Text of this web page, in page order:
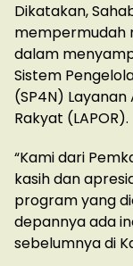
Dikatakan,
mempermudah
dalam
Sistem
(SP4N)
Rakyat (LAPOR).
“Kami dari
kasih dan
program yang
depannya ada
sebelumnya di